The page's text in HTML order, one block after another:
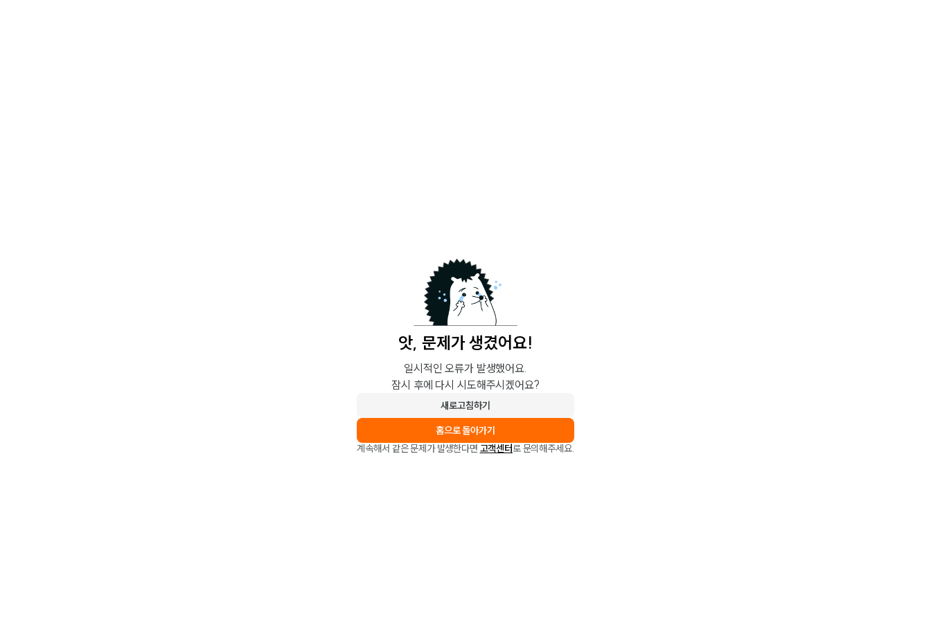
앗, 문제가 생겼어요!
일시적인 오류가 발생했어요.
잠시 후에 다시 시도해주시겠어요?
새로고침하기
홈으로 돌아가기
계속해서 같은 문제가 발생한다면 고객센터로 문의해주세요.